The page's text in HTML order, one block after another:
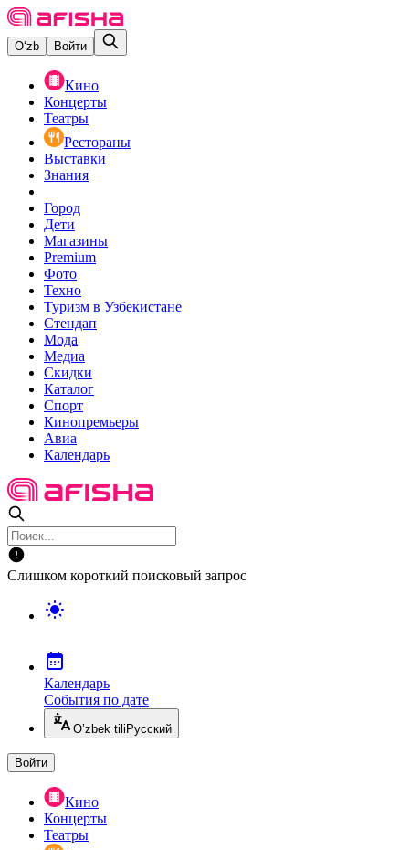
O‘zb Войти
Кино
Концерты
Театры
Рестораны
Выставки
Знания
Город
Дети
Магазины
Premium
Фото
Техно
Туризм в Узбекистане
Стендап
Мода
Медиа
Скидки
Каталог
Спорт
Кинопремьеры
Авиа
Календарь
Слишком короткий поисковый запрос
Календарь
События по дате
O’zbek tili Русский
Войти
Кино
Концерты
Театры